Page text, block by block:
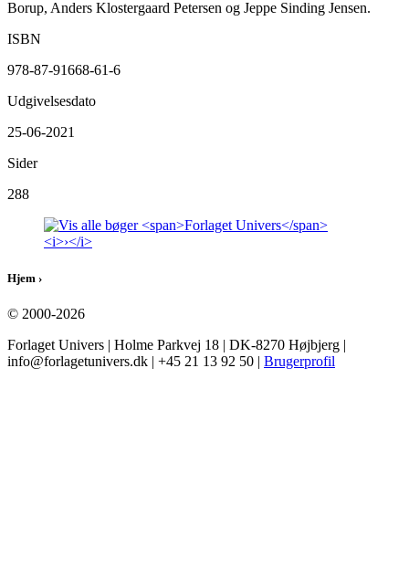
Borup, Anders Klostergaard Petersen og Jeppe Sinding Jensen.
ISBN
978-87-91668-61-6
Udgivelsesdato
25-06-2021
Sider
288
Hjem ›
© 2000-2026
Forlaget Univers | Holme Parkvej 18 | DK-8270 Højbjerg |
info@forlagetunivers.dk | +45 21 13 92 50 | Brugerprofil